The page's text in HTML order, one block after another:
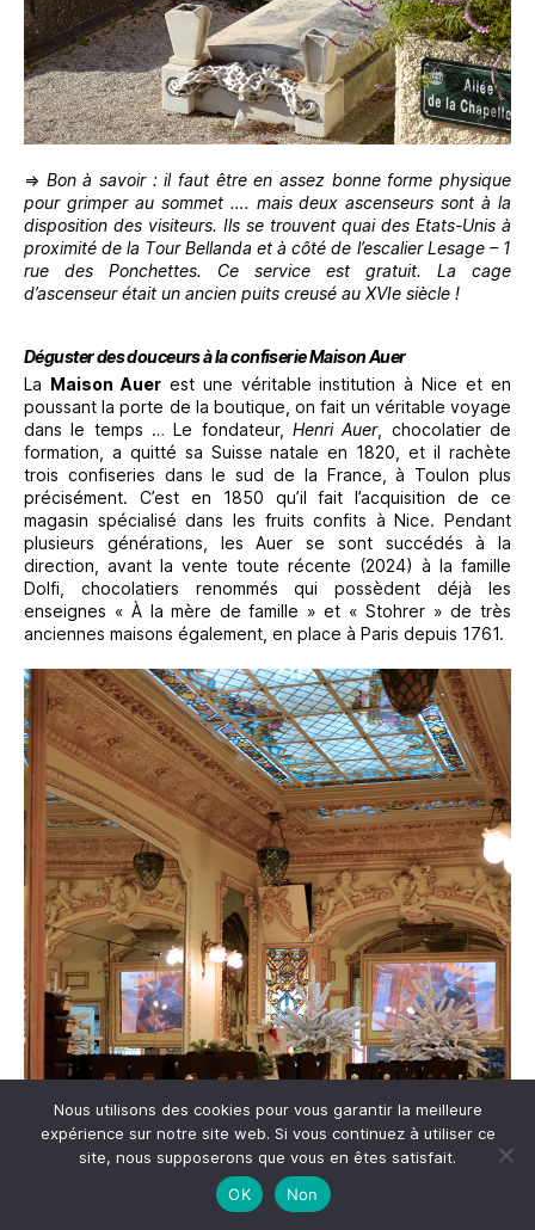
⇒ Bon à savoir : il faut être en assez bonne forme physique
pour grimper au sommet …. mais deux ascenseurs sont à la
disposition des visiteurs. Ils se trouvent quai des Etats-Unis à
proximité de la Tour Bellanda et à côté de l’escalier Lesage – 1
rue des Ponchettes. Ce service est gratuit. La cage
d’ascenseur était un ancien puits creusé au XVIe siècle !
Déguster des douceurs à la confiserie Maison Auer
La Maison Auerest une véritable institution à Nice et en
poussant la porte de la boutique, on fait un véritable voyage
dans le temps … Le fondateur, Henri Auer, chocolatier de
formation, a quitté sa Suisse natale en 1820, et il rachète
trois confiseries dans le sud de la France, à Toulon plus
précisément. C’est en 1850 qu’il fait l’acquisition de ce
magasin spécialisé dans les fruits confits à Nice. Pendant
plusieurs générations, les Auer se sont succédés à la
direction, avant la vente toute récente (2024) à la famille
Dolfi, chocolatiers renommés qui possèdent déjà les
enseignes « À la mère de famille » et « Stohrer » de très
anciennes maisons également, en place à Paris depuis 1761.
Nous utilisons des cookies pour vous garantir la meilleure
expérience sur notre site web. Si vous continuez à utiliser ce
site, nous supposerons que vous en êtes satisfait.
OK
Non